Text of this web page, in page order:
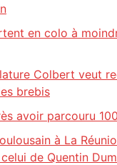
en colo à
Colbert veut
brebis
avoir parcouru
à La
de Quentin